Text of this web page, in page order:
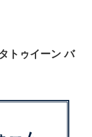
トゥイーン バ